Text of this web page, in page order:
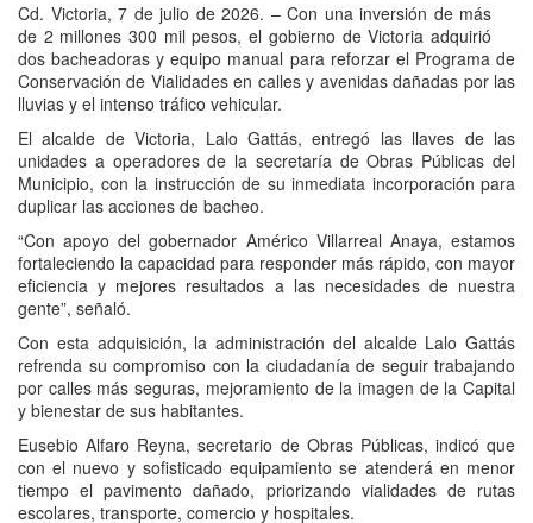
Cd. Victoria, 7 de julio de 2026. – Con una inversión de más
de 2 millones 300 mil pesos, el gobierno de Victoria adquirió
dos bacheadoras y equipo manual para reforzar el Programa de
Conservación de Vialidades en calles y avenidas dañadas por las
lluvias y el intenso tráfico vehicular.
El alcalde de Victoria, Lalo Gattás, entregó las llaves de las
unidades a operadores de la secretaría de Obras Públicas del
Municipio, con la instrucción de su inmediata incorporación para
duplicar las acciones de bacheo.
“Con apoyo del gobernador Américo Villarreal Anaya, estamos
fortaleciendo la capacidad para responder más rápido, con mayor
eficiencia y mejores resultados a las necesidades de nuestra
gente”, señaló.
Con esta adquisición, la administración del alcalde Lalo Gattás
refrenda su compromiso con la ciudadanía de seguir trabajando
por calles más seguras, mejoramiento de la imagen de la Capital
y bienestar de sus habitantes.
Eusebio Alfaro Reyna, secretario de Obras Públicas, indicó que
con el nuevo y sofisticado equipamiento se atenderá en menor
tiempo el pavimento dañado, priorizando vialidades de rutas
escolares, transporte, comercio y hospitales.